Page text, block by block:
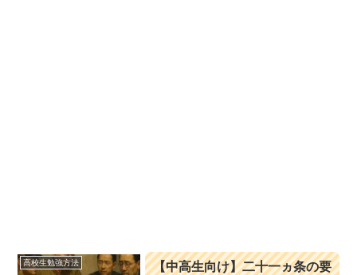
高校生勉強方法
【中高生向け】二十一ヵ条の要